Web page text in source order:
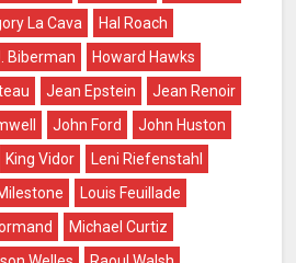
La Cava
Hal Roach
Biberman
Howard Hawks
Jean Epstein
Jean Renoir
John Ford
John Huston
King Vidor
Leni Riefenstahl
Louis Feuillade
Michael Curtiz